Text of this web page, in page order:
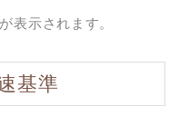
表示されます。
基準